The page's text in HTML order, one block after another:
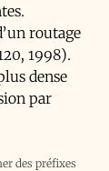
routage
1998).
dense
par
des préfixes